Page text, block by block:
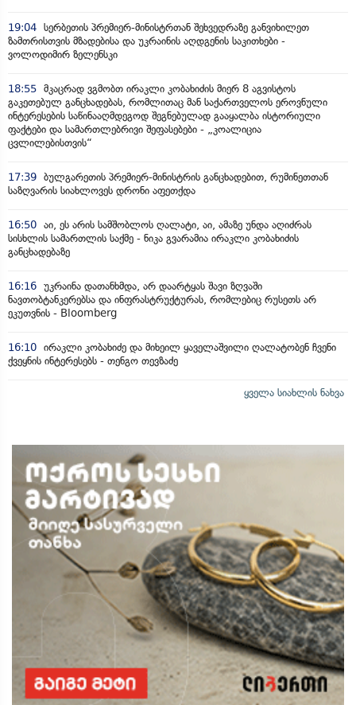
19:04 სერბეთის პრემიერ-მინისტრთან შეხვედრაზე განვიხილეთ
ზამთრისთვის მზადებისა და უკრაინის აღდგენის საკითხები -
ვოლოდიმირ ზელენსკი
18:55 მკაცრად ვგმობთ ირაკლი კობახიძის მიერ 8 აგვისტოს
გაკეთებულ განცხადებას, რომლითაც მან საქართველოს ეროვნული
ინტერესების საწინააღმდეგოდ შეგნებულად გააყალბა ისტორიული
ფაქტები და სამართლებრივი შეფასებები - „კოალიცია
ცვლილებისთვის“
17:39 ბულგარეთის პრემიერ-მინისტრის განცხადებით, რუმინეთთან
საზღვარის სიახლოვეს დრონი აფეთქდა
16:50 აი, ეს არის სამშობლოს ღალატი, აი, ამაზე უნდა აღიძრას
სისხლის სამართლის საქმე - ნიკა გვარამია ირაკლი კობახიძის
განცხადებაზე
16:16 უკრაინა დათანხმდა, არ დაარტყას შავი ზღვაში
ნავთობტანკერებსა და ინფრასტრუქტურას, რომლებიც რუსეთს არ
ეკუთვნის - Bloomberg
16:10 ირაკლი კობახიძე და მიხეილ ყაველაშვილი ღალატობენ ჩვენი
ქვეყნის ინტერესებს - თენგო თევზაძე
ყველა სიახლის ნახვა